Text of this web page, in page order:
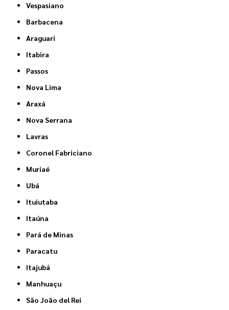
Vespasiano
Barbacena
Araguari
Itabira
Passos
Nova Lima
Araxá
Nova Serrana
Lavras
Coronel Fabriciano
Muriaé
Ubá
Ituiutaba
Itaúna
Pará de Minas
Paracatu
Itajubá
Manhuaçu
São João del Rei